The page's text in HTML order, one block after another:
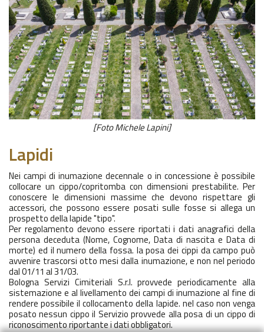
[Foto Michele Lapini]
Lapidi
Nei campi di inumazione decennale o in concessione è possibile
collocare un cippo/copritomba con dimensioni prestabilite. Per
conoscere le dimensioni massime che devono rispettare gli
accessori, che possono essere posati sulle fosse si allega un
prospetto della lapide "tipo".
Per regolamento devono essere riportati i dati anagrafici della
persona deceduta (Nome, Cognome, Data di nascita e Data di
morte) ed il numero della fossa. la posa dei cippi da campo può
avvenire trascorsi otto mesi dalla inumazione, e non nel periodo
dal 01/11 al 31/03.
Bologna Servizi Cimiteriali S.r.l. provvede periodicamente alla
sistemazione e al livellamento dei campi di inumazione al fine di
rendere possibile il collocamento della lapide. nel caso non venga
posato nessun cippo il Servizio provvede alla posa di un cippo di
riconoscimento riportante i dati obbligatori.